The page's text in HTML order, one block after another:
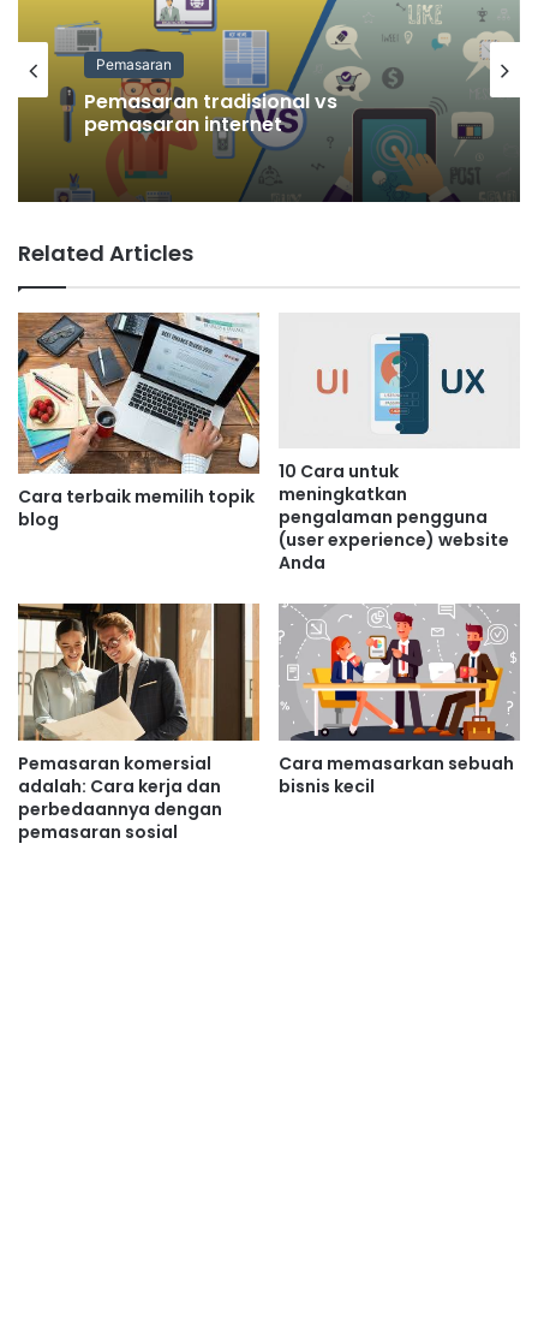
Pemasaran
Pemasaran tradisional vs
pemasaran internet
Related Articles
Cara terbaik memilih topik
blog
10 Cara untuk
meningkatkan
pengalaman pengguna
(user experience) website
Anda
Pemasaran komersial
adalah: Cara kerja dan
perbedaannya dengan
pemasaran sosial
Cara memasarkan sebuah
bisnis kecil